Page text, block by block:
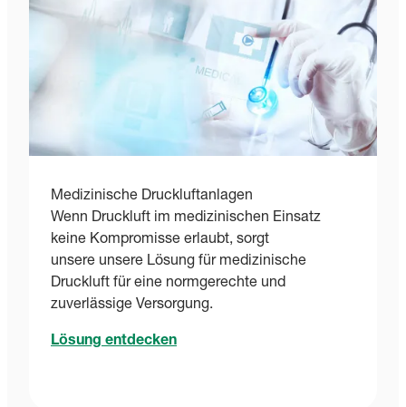
Medizinische Druckluftanlagen
Wenn Druckluft im medizinischen Einsatz
keine Kompromisse erlaubt, sorgt
unsere unsere Lösung für medizinische
Druckluft für eine normgerechte und
zuverlässige Versorgung.
Lösung entdecken